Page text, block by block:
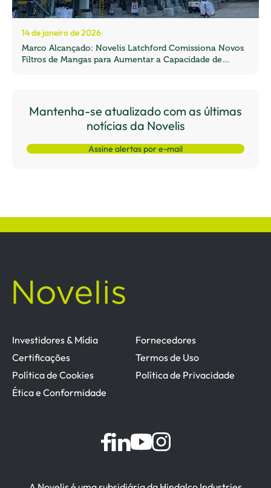
14 de janeiro de 2026
Marco Alcançado: Novelis Latchford Comissiona Novos
Filtros de Mangas para Aumentar a Capacidade de
Mantenha-se atualizado com as últimas
notícias da Novelis
Assine alertas por e-mail
Investidores & Mídia
Fornecedores
Certificações
Termos de Uso
Política de Cookies
Política de Privacidade
Ética e Conformidade